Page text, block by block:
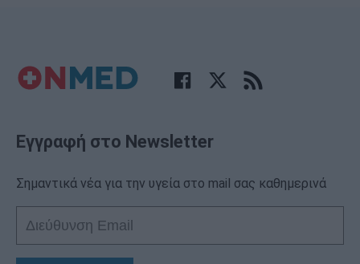
Εγγραφή στο Newsletter
Σημαντικά νέα για την υγεία στο mail σας καθημερινά